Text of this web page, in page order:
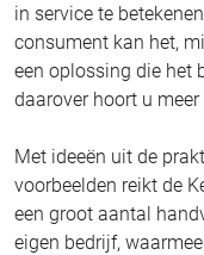
in service te
consument kan het,
een oplossing die het
daarover hoort u
Met ideeën uit de
voorbeelden reikt de
een groot aantal
eigen bedrijf,